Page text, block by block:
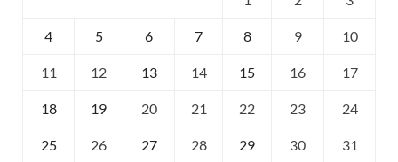
Германия предлагает одну из сильнейших
мире, ориентированную на фундаментальные и
4 5 6 7 8 9 10
11 12 13 14 15 16 17
18 19 20 21 22 23 24
25 26 27 28 29 30 31